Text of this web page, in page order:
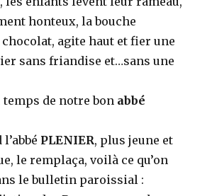
honteux, la bouche
agite haut et fier une
sans friandise et…sans une
temps de notre bon abbé
PLENIER, plus jeune et
le remplaça, voilà ce qu’on
le bulletin paroissial :